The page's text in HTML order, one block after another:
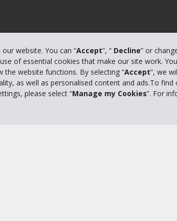
website. You can “Accept”, “ Decline” or
of essential cookies that make our site work.
the website functions. By selecting “Accept”, we
as well as personalised content and ads.To
please select “Manage my Cookies”. For